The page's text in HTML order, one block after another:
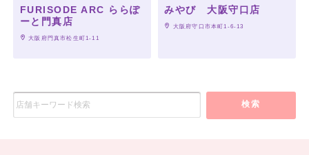
FURISODE ARC ららぽ
ーと門真店
大阪府門真市松生町1-11
みやび 大阪守口店
大阪府守口市本町1-6-13
検索